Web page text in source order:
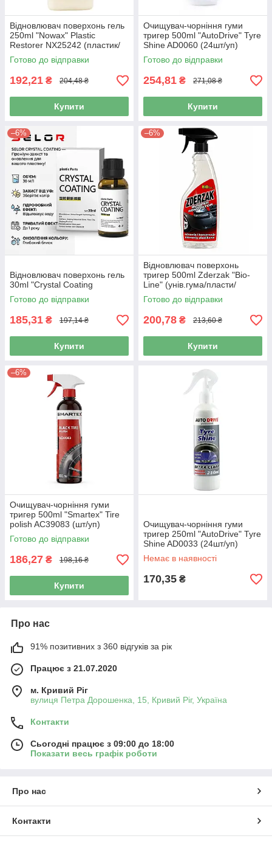
Відновлювач поверхонь гель
250ml "Nowax" Plastic
Restorer NX25242 (пластик/
бампера)
Готово до відправки
192,21 ₴ 204,48 ₴
Купити
Очищувач-чорніння гуми
тригер 500ml "AutoDrive" Tyre
Shine AD0060 (24шт/уп)
Готово до відправки
254,81 ₴ 271,08 ₴
Купити
–6%
Відновлювач поверхонь гель
30ml "Crystal Coating
Готово до відправки
185,31 ₴ 197,14 ₴
Купити
–6%
Відновлювач поверхонь
тригер 500ml Zderzak "Bio-
Line" (унів.гума/пласти/
бампер/спойлер)
Готово до відправки
200,78 ₴ 213,60 ₴
Купити
–6%
Очищувач-чорніння гуми
тригер 500ml "Smartex" Tire
polish AC39083 (шт/уп)
Готово до відправки
186,27 ₴ 198,16 ₴
Купити
Очищувач-чорніння гуми
тригер 250ml "AutoDrive" Tyre
Shine AD0033 (24шт/уп)
Немає в наявності
170,35 ₴
Про нас
91% позитивних з 360 відгуків за рік
Працює з 21.07.2020
м. Кривий Ріг
вулиця Петра Дорошенка, 15, Кривий Ріг, Україна
Контакти
Сьогодні працює з 09:00 до 18:00
Показати весь графік роботи
Про нас
Контакти